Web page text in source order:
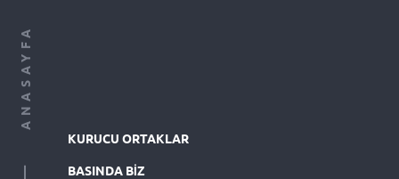
ANASAYFA
KURUCU ORTAKLAR
BASINDA BIZ